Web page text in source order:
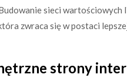
sieci wartościowych
zwraca się w postaci
strony